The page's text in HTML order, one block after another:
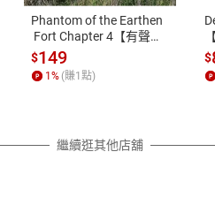
，遽消費者保護法及通訊交易解
合理例外情事適用準則，依商品性
有不同規定。詳細退換貨說明請參
商品說明。
Phantom of the Earthen
Fort Chapter 4【有聲
書】
$149
1% (賺1點)
$
繼續逛其他店舖